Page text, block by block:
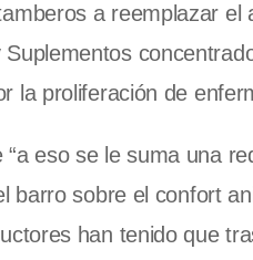
a reemplazar
la proliferación de
eso se le suma una
barro sobre el confort
han tenido que